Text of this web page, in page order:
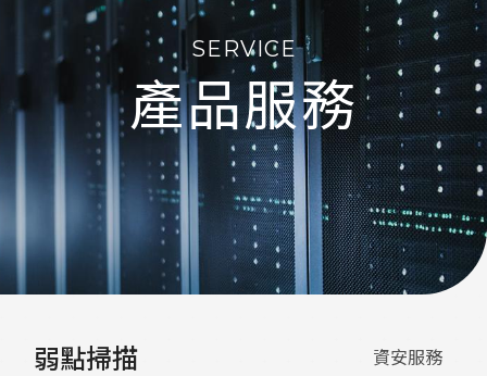
SERVICE
產品服務
弱點掃描 資安服務
新聞中心
關於晟崴
技術報修